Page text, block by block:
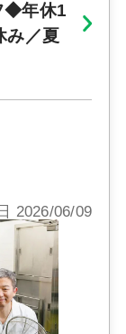
◆年休1
み／夏
2026/06/09